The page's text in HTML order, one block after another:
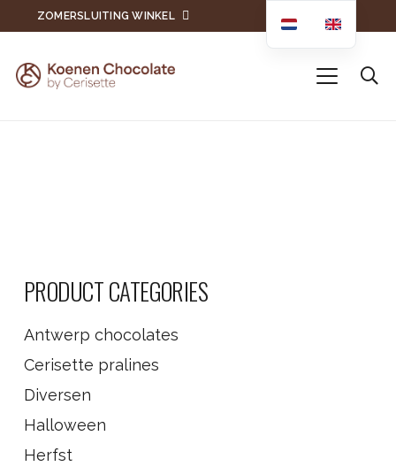
ZOMERSLUITING WINKEL
PRODUCT CATEGORIES
Antwerp chocolates
Cerisette pralines
Diversen
Halloween
Herfst